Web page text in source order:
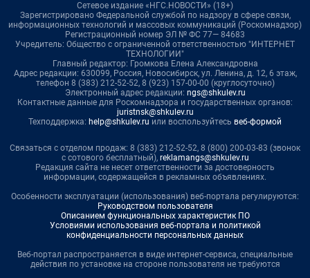
Сетевое издание «НГС.НОВОСТИ» (18+)
Зарегистрировано Федеральной службой по надзору в сфере связи,
информационных технологий и массовых коммуникаций (Роскомнадзор)
Регистрационный номер ЭЛ № ФС 77— 84683
Учредитель: Общество с ограниченной ответственностью "ИНТЕРНЕТ
ТЕХНОЛОГИИ"
Главный редактор: Громкова Елена Александровна
Адрес редакции: 630099, Россия, Новосибирск, ул. Ленина, д. 12, 6 этаж,
телефон 8 (383) 212-52-52, 8 (923) 157-00-00 (круглосуточно)
Электронный адрес редакции: ngs@shkulev.ru
Контактные данные для Роскомнадзора и государственных органов:
juristnsk@shkulev.ru
Техподдержка: help@shkulev.ru или воспользуйтесь веб-формой
Связаться с отделом продаж: 8 (383) 212-52-52, 8 (800) 200-03-83 (звонок
с сотового бесплатный), reklamangs@shkulev.ru
Редакция сайта не несет ответственности за достоверность
информации, содержащейся в рекламных объявлениях.
Особенности эксплуатации (использования) веб-портала регулируются:
Руководством пользователя
Описанием функциональных характеристик ПО
Условиями использования веб-портала и политикой
конфиденциальности персональных данных
Веб-портал распространяется в виде интернет-сервиса, специальные
действия по установке на стороне пользователя не требуются